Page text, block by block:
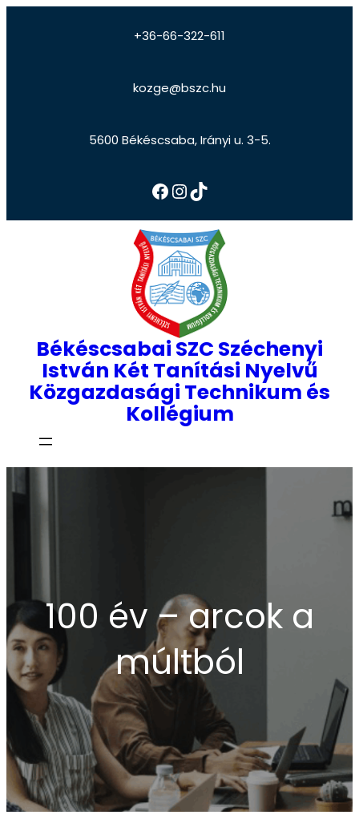
+36-66-322-611
kozge@bszc.hu
5600 Békéscsaba, Irányi u. 3-5.
Békéscsabai SZC Széchenyi
István Két Tanítási Nyelvű
Közgazdasági Technikum és
Kollégium
100 év – arcok a
múltból